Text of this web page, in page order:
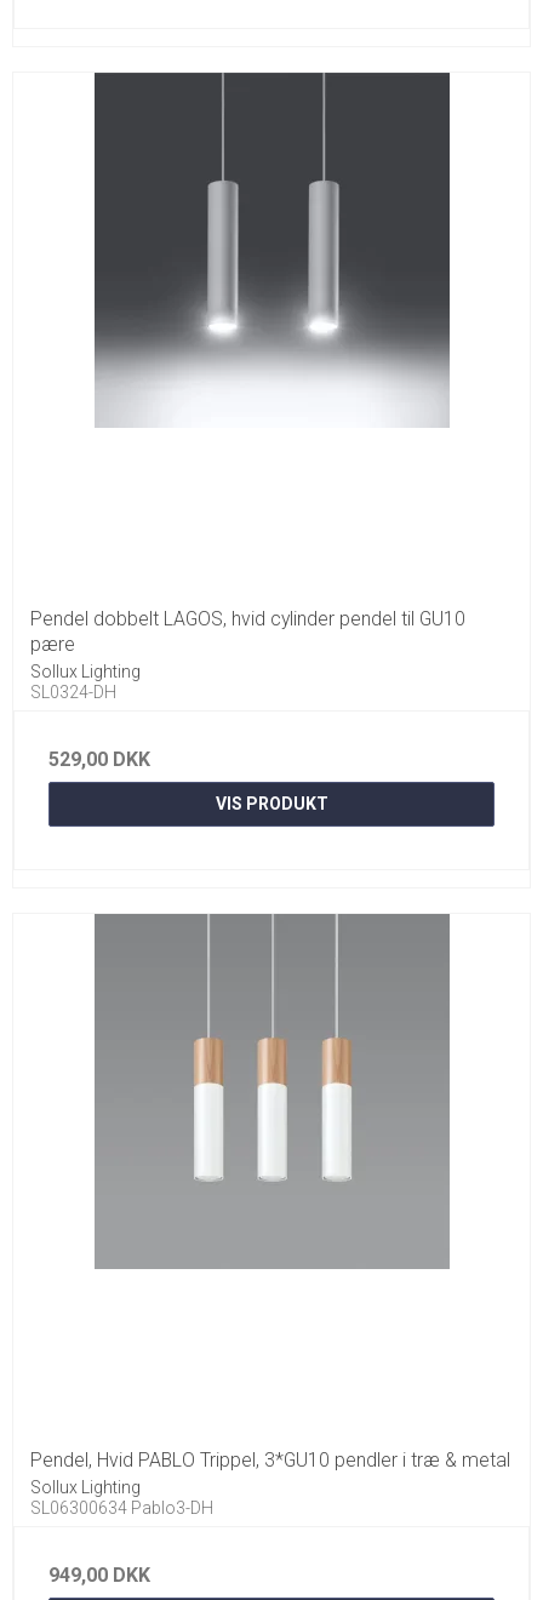
Pendel dobbelt LAGOS, hvid cylinder pendel til GU10
pære
Sollux Lighting
SL0324-DH
529,00 DKK
VIS PRODUKT
Pendel, Hvid PABLO Trippel, 3*GU10 pendler i træ & metal
Sollux Lighting
SL06300634 Pablo3-DH
949,00 DKK